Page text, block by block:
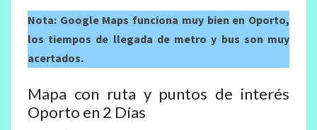
Nota: Google Maps funciona muy bien en Oporto,
los tiempos de llegada de metro y bus son muy
acertados.
Mapa con ruta y puntos de interés
Oporto en 2 Días